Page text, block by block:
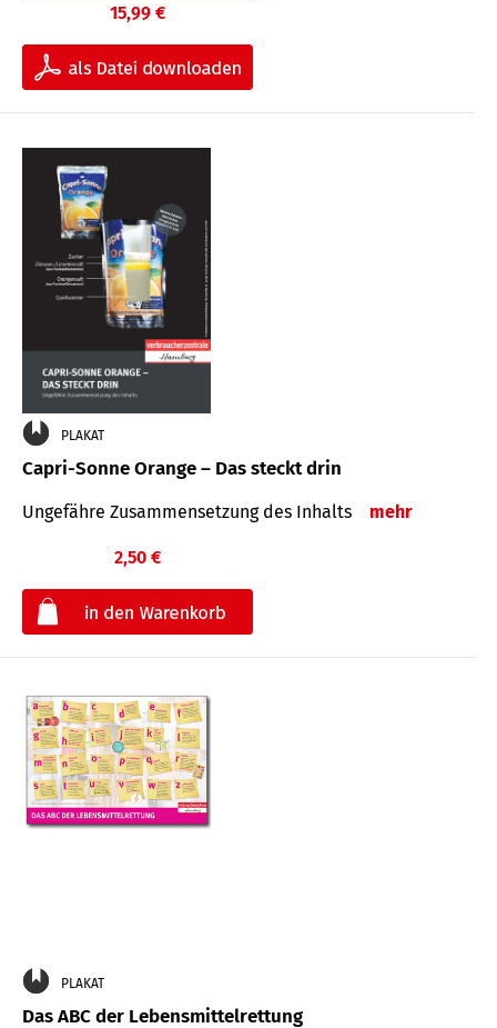
15,99 €
PLAKAT
Capri-Sonne Orange – Das steckt drin
Ungefähre Zu­sammen­setzung des Inhalts mehr
2,50 €
PLAKAT
Das ABC der Lebensmittelrettung